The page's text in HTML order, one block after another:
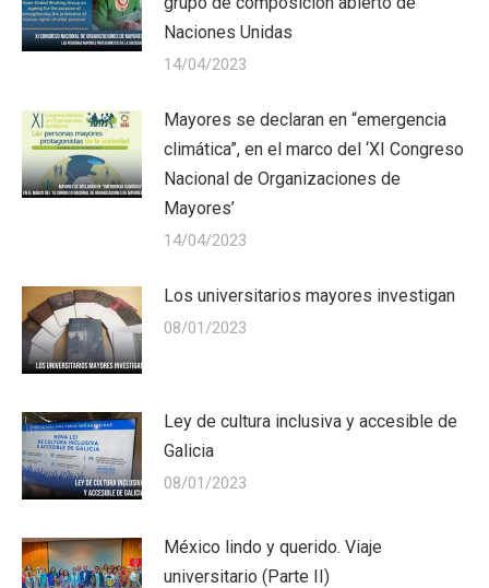
Naciones Unidas
14/04/2023
Mayores se declaran en “emergencia
climática”, en el marco del ‘XI Congreso
Nacional de Organizaciones de
Mayores’
14/04/2023
Los universitarios mayores investigan
08/01/2023
Ley de cultura inclusiva y accesible de
Galicia
08/01/2023
México lindo y querido. Viaje
universitario (Parte II)